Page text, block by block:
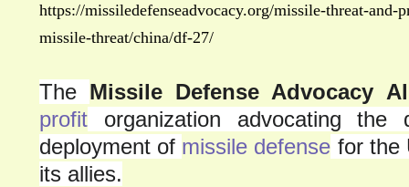
https://missiledefenseadvocacy.org/missile-threat-and-
missile-threat/china/df-27/
The Missile Defense Advocacy
profit organization advocating the
deployment of missile defense for the
its allies.